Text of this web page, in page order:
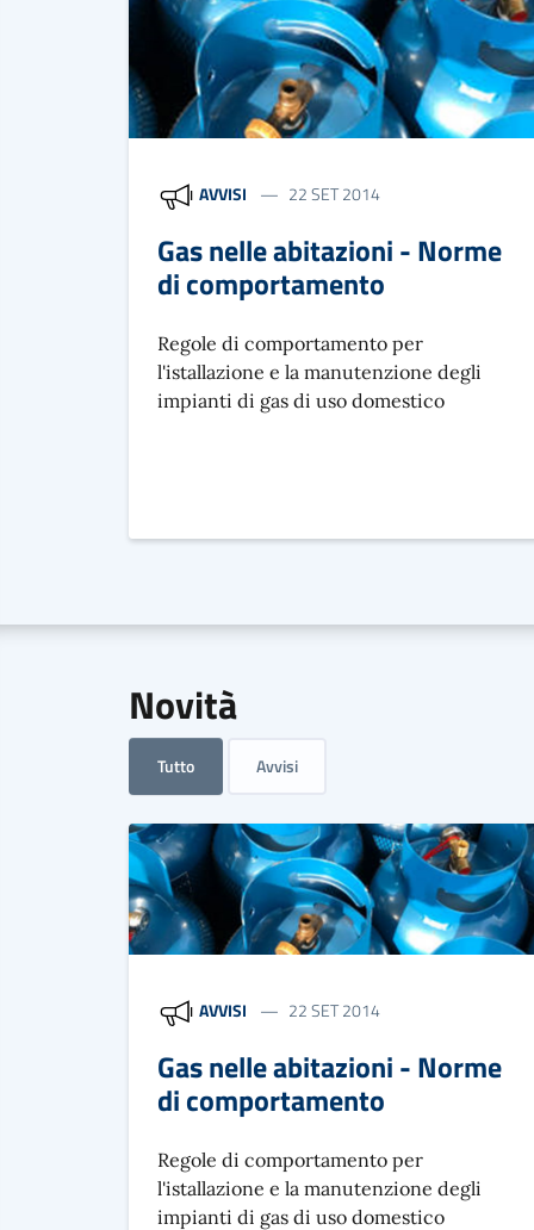
AVVISI 22 SET 2014
Gas nelle abitazioni - Norme
di comportamento
Regole di comportamento per
l'istallazione e la manutenzione degli
impianti di gas di uso domestico
Novità
Tutto Avvisi
AVVISI 22 SET 2014
Gas nelle abitazioni - Norme
di comportamento
Regole di comportamento per
l'istallazione e la manutenzione degli
impianti di gas di uso domestico